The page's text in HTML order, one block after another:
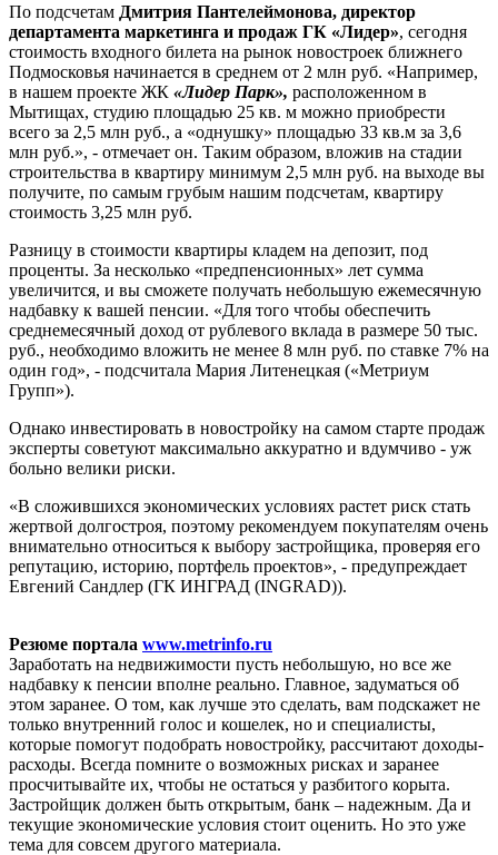
По подсчетам Дмитрия Пантелеймонова, директор
департамента маркетинга и продаж ГК «Лидер», сегодня
стоимость входного билета на рынок новостроек ближнего
Подмосковья начинается в среднем от 2 млн руб. «Например,
в нашем проекте ЖК «Лидер Парк», расположенном в
Мытищах, студию площадью 25 кв. м можно приобрести
всего за 2,5 млн руб., а «однушку» площадью 33 кв.м за 3,6
млн руб.», - отмечает он. Таким образом, вложив на стадии
строительства в квартиру минимум 2,5 млн руб. на выходе вы
получите, по самым грубым нашим подсчетам, квартиру
стоимость 3,25 млн руб.
Разницу в стоимости квартиры кладем на депозит, под
проценты. За несколько «предпенсионных» лет сумма
увеличится, и вы сможете получать небольшую ежемесячную
надбавку к вашей пенсии. «Для того чтобы обеспечить
среднемесячный доход от рублевого вклада в размере 50 тыс.
руб., необходимо вложить не менее 8 млн руб. по ставке 7% на
один год», - подсчитала Мария Литенецкая («Метриум
Групп»).
Однако инвестировать в новостройку на самом старте продаж
эксперты советуют максимально аккуратно и вдумчиво - уж
больно велики риски.
«В сложившихся экономических условиях растет риск стать
жертвой долгостроя, поэтому рекомендуем покупателям очень
внимательно относиться к выбору застройщика, проверяя его
репутацию, историю, портфель проектов», - предупреждает
Евгений Сандлер (ГК ИНГРАД (INGRAD)).
Резюме портала www.metrinfo.ru
Заработать на недвижимости пусть небольшую, но все же
надбавку к пенсии вполне реально. Главное, задуматься об
этом заранее. О том, как лучше это сделать, вам подскажет не
только внутренний голос и кошелек, но и специалисты,
которые помогут подобрать новостройку, рассчитают доходы-
расходы. Всегда помните о возможных рисках и заранее
просчитывайте их, чтобы не остаться у разбитого корыта.
Застройщик должен быть открытым, банк – надежным. Да и
текущие экономические условия стоит оценить. Но это уже
тема для совсем другого материала.